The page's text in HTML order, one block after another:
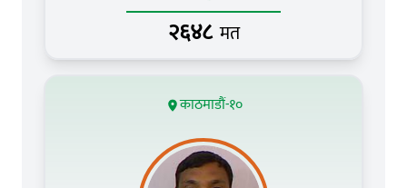
२६४८मत
काठमाडौं-१०